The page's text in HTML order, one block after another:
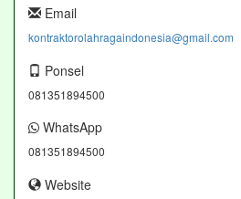
Email
kontraktorolahragaindonesia@gmail.com
Ponsel
081351894500
WhatsApp
081351894500
Website